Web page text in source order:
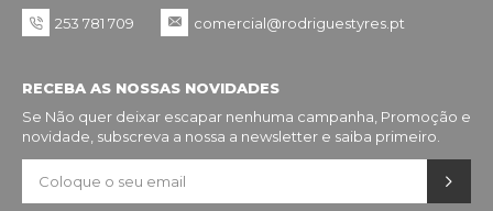
253 781 709
comercial@rodriguestyres.pt
RECEBA AS NOSSAS NOVIDADES
Se Não quer deixar escapar nenhuma campanha, Promoção e
novidade, subscreva a nossa a newsletter e saiba primeiro.